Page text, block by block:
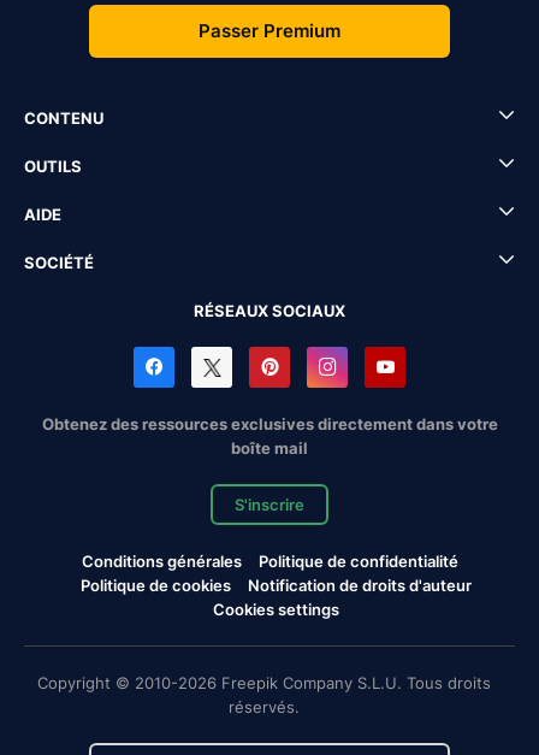
Passer Premium
CONTENU
OUTILS
AIDE
SOCIÉTÉ
RÉSEAUX SOCIAUX
Obtenez des ressources exclusives directement dans votre
boîte mail
S'inscrire
Conditions générales
Politique de confidentialité
Politique de cookies
Notification de droits d'auteur
Cookies settings
Copyright © 2010-2026 Freepik Company S.L.U. Tous droits
réservés.